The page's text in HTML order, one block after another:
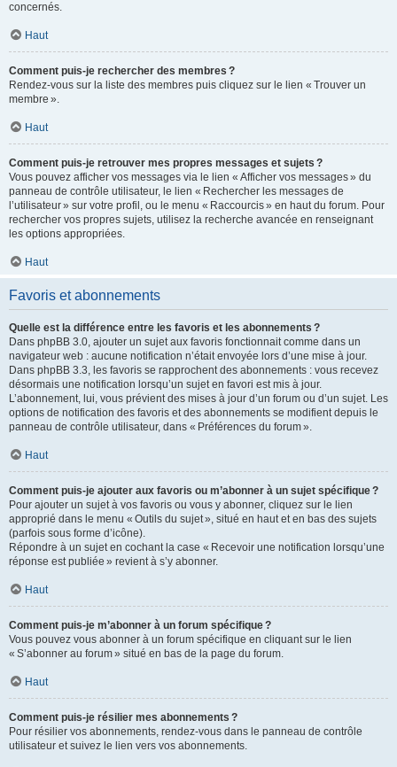
concernés.
Haut
Comment puis-je rechercher des membres ?
Rendez-vous sur la liste des membres puis cliquez sur le lien « Trouver un
membre ».
Haut
Comment puis-je retrouver mes propres messages et sujets ?
Vous pouvez afficher vos messages via le lien « Afficher vos messages » du
panneau de contrôle utilisateur, le lien « Rechercher les messages de
l’utilisateur » sur votre profil, ou le menu « Raccourcis » en haut du forum. Pour
rechercher vos propres sujets, utilisez la recherche avancée en renseignant
les options appropriées.
Haut
Favoris et abonnements
Quelle est la différence entre les favoris et les abonnements ?
Dans phpBB 3.0, ajouter un sujet aux favoris fonctionnait comme dans un
navigateur web : aucune notification n’était envoyée lors d’une mise à jour.
Dans phpBB 3.3, les favoris se rapprochent des abonnements : vous recevez
désormais une notification lorsqu’un sujet en favori est mis à jour.
L’abonnement, lui, vous prévient des mises à jour d’un forum ou d’un sujet. Les
options de notification des favoris et des abonnements se modifient depuis le
panneau de contrôle utilisateur, dans « Préférences du forum ».
Haut
Comment puis-je ajouter aux favoris ou m’abonner à un sujet spécifique ?
Pour ajouter un sujet à vos favoris ou vous y abonner, cliquez sur le lien
approprié dans le menu « Outils du sujet », situé en haut et en bas des sujets
(parfois sous forme d’icône).
Répondre à un sujet en cochant la case « Recevoir une notification lorsqu’une
réponse est publiée » revient à s’y abonner.
Haut
Comment puis-je m’abonner à un forum spécifique ?
Vous pouvez vous abonner à un forum spécifique en cliquant sur le lien
« S’abonner au forum » situé en bas de la page du forum.
Haut
Comment puis-je résilier mes abonnements ?
Pour résilier vos abonnements, rendez-vous dans le panneau de contrôle
utilisateur et suivez le lien vers vos abonnements.